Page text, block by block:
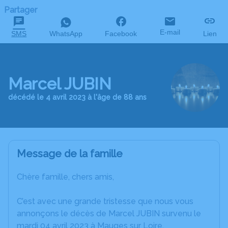
Partager
SMS WhatsApp Facebook E-mail Lien
Marcel JUBIN
décédé le 4 avril 2023 à l'âge de 88 ans
Message de la famille
Chère famille, chers amis,
C’est avec une grande tristesse que nous vous
annonçons le décès de Marcel JUBIN survenu le
mardi 04 avril 2023 à Mauges sur Loire.